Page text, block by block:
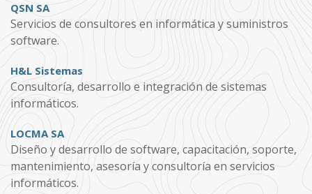
QSN SA
Servicios de consultores en informática y suministros
software.
H&L Sistemas
Consultoría, desarrollo e integración de sistemas
informáticos.
LOCMA SA
Diseño y desarrollo de software, capacitación, soporte,
mantenimiento, asesoría y consultoría en servicios
informáticos.